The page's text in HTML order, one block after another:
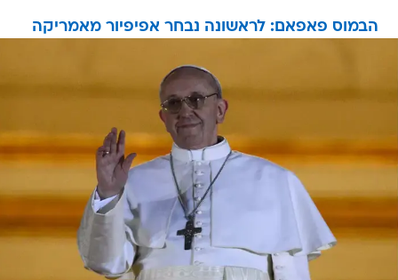
הבמוס פאפאם: לראשונה נבחר אפיפיור מאמריקה